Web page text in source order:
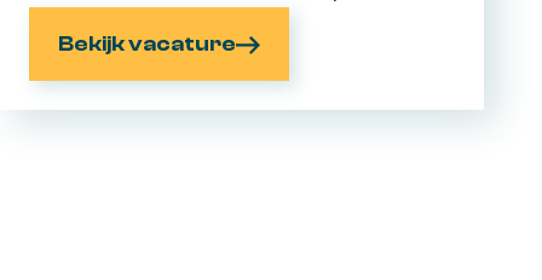
gecontroleerde werkomgeving waar elk
detail telt. Hier maak jij écht het verschil in
Bekijk vacature